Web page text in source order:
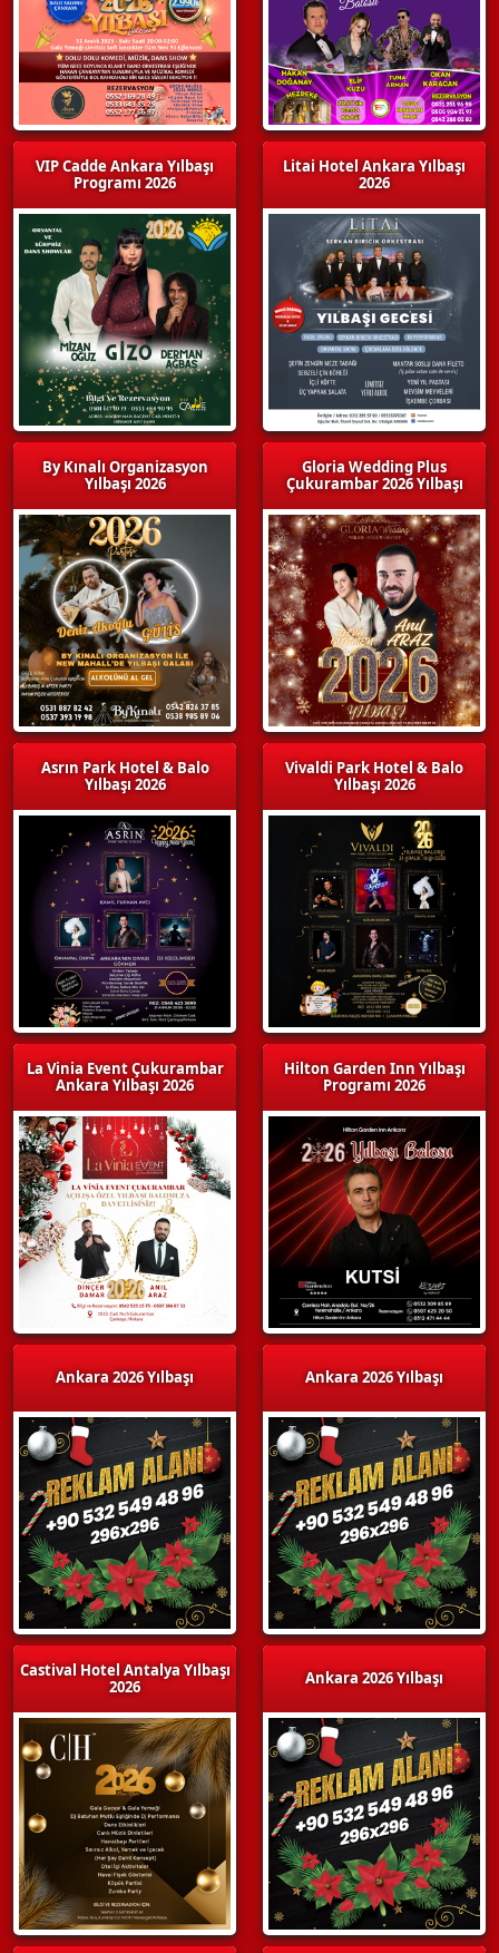
VIP Cadde Ankara Yılbaşı
Programı 2026
By Kınalı Organizasyon
Yılbaşı 2026
Asrın Park Hotel & Balo
Yılbaşı 2026
La Vinia Event Çukurambar
Ankara Yılbaşı 2026
Ankara 2026 Yılbaşı
Castival Hotel Antalya Yılbaşı
2026
Litai Hotel Ankara Yılbaşı
2026
Gloria Wedding Plus
Çukurambar 2026 Yılbaşı
Vivaldi Park Hotel & Balo
Yılbaşı 2026
Hilton Garden Inn Yılbaşı
Programı 2026
Ankara 2026 Yılbaşı
Ankara 2026 Yılbaşı